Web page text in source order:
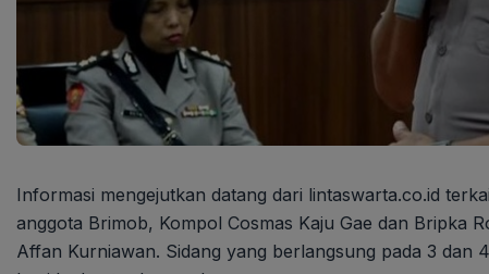
Informasi mengejutkan datang dari lintaswarta.co.id
anggota Brimob, Kompol Cosmas Kaju Gae dan Bripka
Affan Kurniawan. Sidang yang berlangsung pada 3 dan